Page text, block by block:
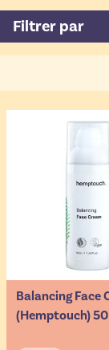
Filtrer par
Balancing Face
(Hemptouch)